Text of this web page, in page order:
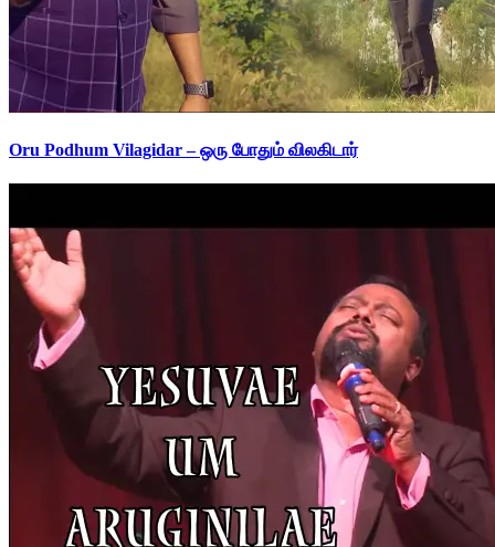
Oru Podhum Vilagidar – ஒரு போதும் விலகிடார்